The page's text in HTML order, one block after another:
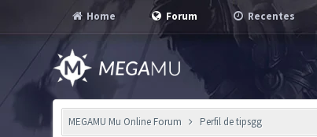
Home Forum Recentes
MEGAMU Mu Online Forum Perfil de tipsgg